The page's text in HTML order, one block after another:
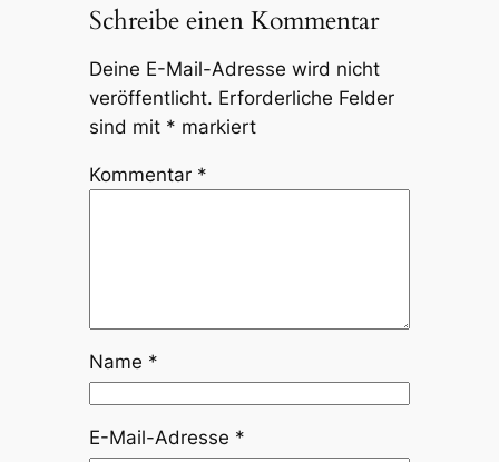
Schreibe einen Kommentar
Deine E-Mail-Adresse wird nicht
veröffentlicht. Erforderliche Felder
sind mit * markiert
Kommentar *
Name *
E-Mail-Adresse *